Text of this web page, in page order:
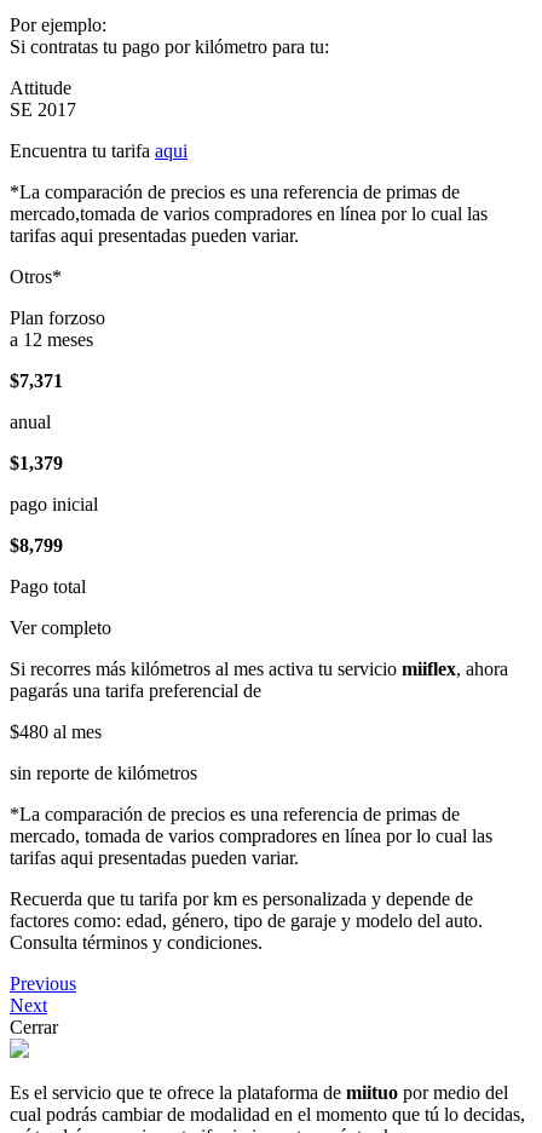
Por ejemplo:
Si contratas tu pago por kilómetro para tu:
Attitude
SE 2017
Encuentra tu tarifa aqui
*La comparación de precios es una referencia de primas de
mercado,tomada de varios compradores en línea por lo cual las
tarifas aqui presentadas pueden variar.
Otros*
Plan forzoso
a 12 meses
$7,371
anual
$1,379
pago inicial
$8,799
Pago total
Ver completo
Si recorres más kilómetros al mes activa tu servicio miiflex, ahora
pagarás una tarifa preferencial de
$480 al mes
sin reporte de kilómetros
*La comparación de precios es una referencia de primas de
mercado, tomada de varios compradores en línea por lo cual las
tarifas aqui presentadas pueden variar.
Recuerda que tu tarifa por km es personalizada y depende de
factores como: edad, género, tipo de garaje y modelo del auto.
Consulta términos y condiciones.
Previous
Next
Cerrar
Es el servicio que te ofrece la plataforma de miituo por medio del
cual podrás cambiar de modalidad en el momento que tú lo decidas,